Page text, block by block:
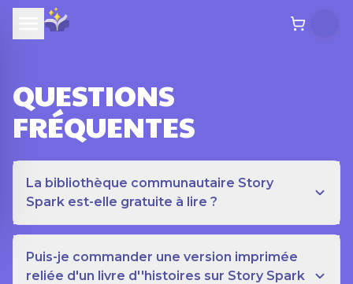
QUESTIONS
FRÉQUENTES
La bibliothèque communautaire Story
Spark est-elle gratuite à lire ?
Puis-je commander une version imprimée
reliée d'un livre d''histoires sur Story Spark